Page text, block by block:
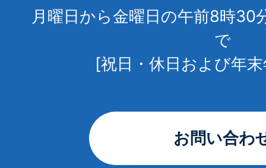
月曜日から金曜日の午前8時30
で
[祝日・休日および年
お問い合わ